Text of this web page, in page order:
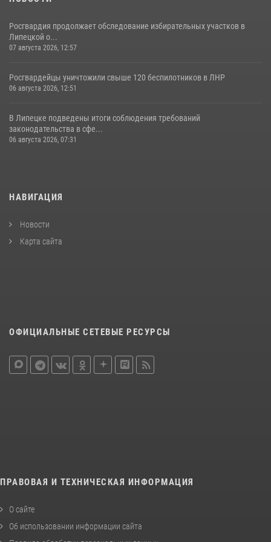
Росгвардия продолжает обследование избирательных участков в
Липецкой о...
07 августа 2026, 12:57
Росгвардейцы уничтожили свыше 120 беспилотников в ЛНР
06 августа 2026, 12:51
В Липецке подведены итоги соблюдения требований
законодательства в сфе...
06 августа 2026, 07:31
НАВИГАЦИЯ
Новости
Карта сайта
ОФИЦИАЛЬНЫЕ СЕТЕВЫЕ РЕСУРСЫ
ПРАВОВАЯ И ТЕХНИЧЕСКАЯ ИНФОРМАЦИЯ
О сайте
Об использовании информации сайта